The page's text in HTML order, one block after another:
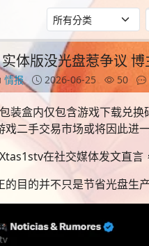
实体版没光盘惹争议
情报 2026-06-25 50
包装盒内仅包含游戏下载兑
二手交易市场或将因此进
在社交媒体发文直言
的目的并不只是节省光盘生